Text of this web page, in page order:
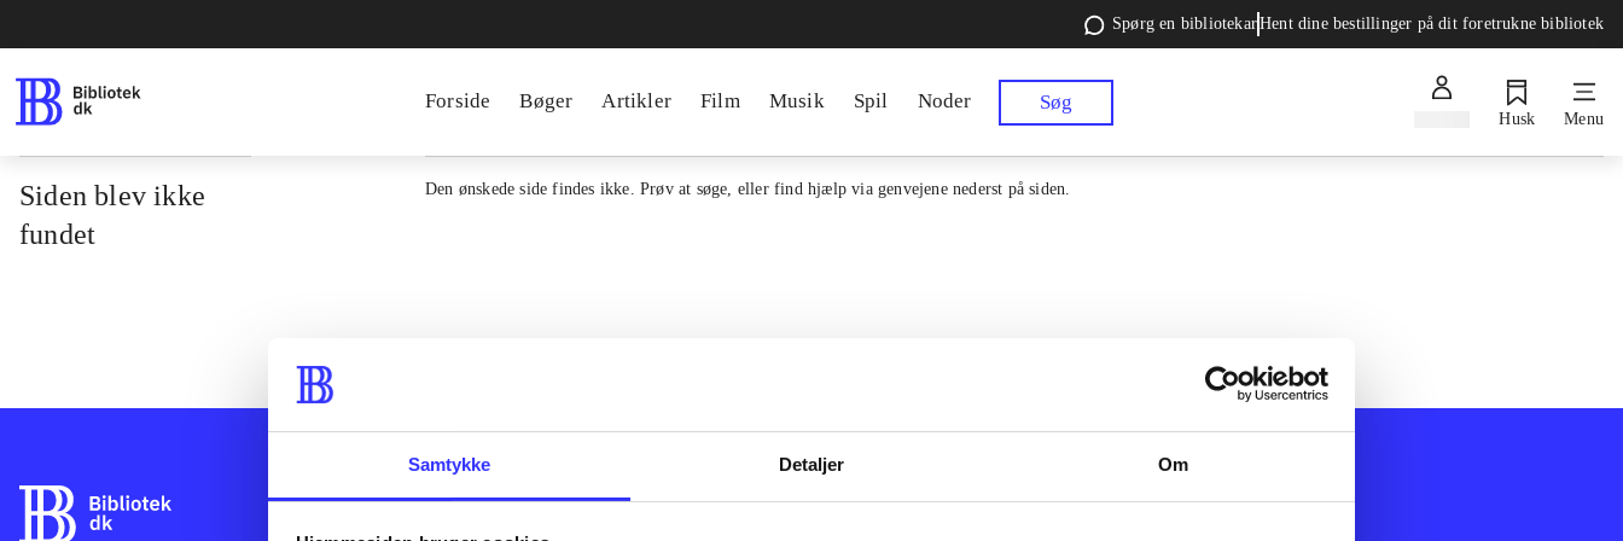
Samtykke Detaljer Om
Spørg en bibliotekarHent dine bestillinger på dit foretrukne bibliotek
Forside Bøger Artikler Film Musik Spil Noder Søg
Husk Menu
Siden blev ikke
fundet
Den ønskede side findes ikke. Prøv at søge, eller find hjælp via genvejene nederst på siden.
Bibliotek.dk er en samlet indgang til alle danske
Kontakt os Afdelinger